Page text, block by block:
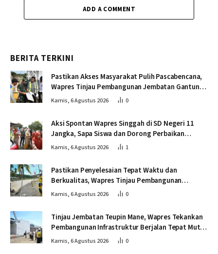
ADD A COMMENT
BERITA TERKINI
Pastikan Akses Masyarakat Pulih Pascabencana,
Wapres Tinjau Pembangunan Jembatan Gantung
Kendawi
Kamis, 6 Agustus 2026 0
Aksi Spontan Wapres Singgah di SD Negeri 11
Jangka, Sapa Siswa dan Dorong Perbaikan
Sekolah
Kamis, 6 Agustus 2026 1
Pastikan Penyelesaian Tepat Waktu dan
Berkualitas, Wapres Tinjau Pembangunan
Jembatan Lumut
Kamis, 6 Agustus 2026 0
Tinjau Jembatan Teupin Mane, Wapres Tekankan
Pembangunan Infrastruktur Berjalan Tepat Mutu
dan Tepat Waktu
Kamis, 6 Agustus 2026 0